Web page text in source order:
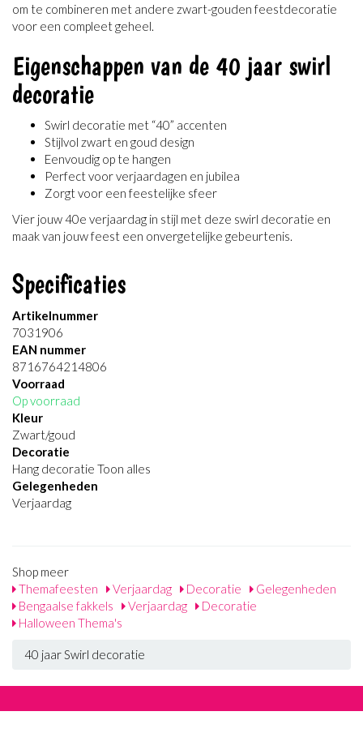
om te combineren met andere zwart-gouden feestdecoratie
voor een compleet geheel.
Eigenschappen van de 40 jaar swirl
decoratie
Swirl decoratie met “40” accenten
Stijlvol zwart en goud design
Eenvoudig op te hangen
Perfect voor verjaardagen en jubilea
Zorgt voor een feestelijke sfeer
Vier jouw 40e verjaardag in stijl met deze swirl decoratie en
maak van jouw feest een onvergetelijke gebeurtenis.
Specificaties
Artikelnummer
7031906
EAN nummer
8716764214806
Voorraad
Op voorraad
Kleur
Zwart/goud
Decoratie
Hang decoratie Toon alles
Gelegenheden
Verjaardag
Shop meer
Themafeesten
Verjaardag Decoratie
Gelegenheden
Bengaalse fakkels
Verjaardag
Decoratie
Halloween Thema's
40 jaar Swirl decoratie